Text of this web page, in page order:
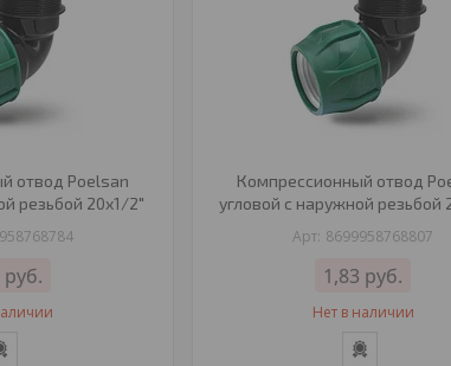
отвод Poelsan
резьбой 20х1/2"
руб.
Компрессионный отвод
угловой с наружной резьбой
8699958768807
1,83 руб.
Нет в наличии